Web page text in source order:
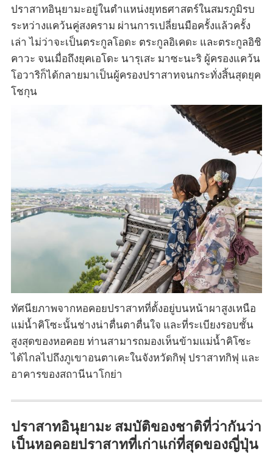
ปราสาทอินุยามะอยู่ในตำแหน่งยุทธศาสตร์ในสมรภูมิรบ
ระหว่างแคว้นคู่สงคราม ผ่านการเปลี่ยนมือครั้งแล้วครั้ง
เล่า ไม่ว่าจะเป็นตระกูลโอดะ ตระกูลอิเคดะ และตระกูลอิชิ
คาวะ จนเมื่อถึงยุคเอโดะ นารุเสะ มาซะนะริ ผู้ครองแคว้น
โอวาริก็ได้กลายมาเป็นผู้ครองปราสาทจนกระทั่งสิ้นสุดยุค
โชกุน
ทัศนียภาพจากหอคอยปราสาทที่ตั้งอยู่บนหน้าผาสูงเหนือ
แม่น้ำคิโซะนั้นช่างน่าตื่นตาตื่นใจ และที่ระเบียงรอบชั้น
สูงสุดของหอคอย ท่านสามารถมองเห็นข้ามแม่น้ำคิโซะ
ได้ไกลไปถึงภูเขาอนตาเคะในจังหวัดกิฟุ ปราสาทกิฟุ และ
อาคารของสถานีนาโกย่า
ปราสาทอินุยามะ สมบัติของชาติที่ว่ากันว่า
เป็นหอคอยปราสาทที่เก่าแก่ที่สุดของญี่ปุ่น